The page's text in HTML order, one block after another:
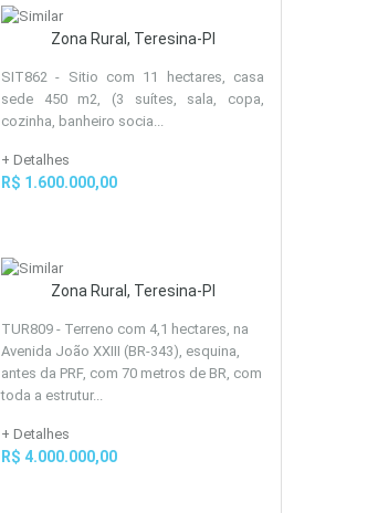
Zona Rural, Teresina-PI
SIT862 - Sitio com 11 hectares, casa
sede 450 m2, (3 suítes, sala, copa,
cozinha, banheiro socia...
+ Detalhes
R$ 1.600.000,00
Zona Rural, Teresina-PI
TUR809 - Terreno com 4,1 hectares, na
Avenida João XXIII (BR-343), esquina,
antes da PRF, com 70 metros de BR, com
toda a estrutur...
+ Detalhes
R$ 4.000.000,00